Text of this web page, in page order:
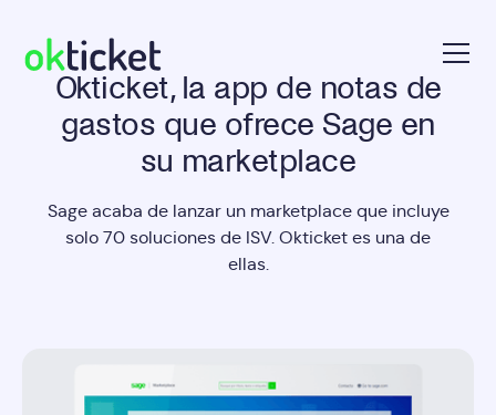
okticketOkticket, la app de notas de
gastos que ofrece Sage en
su marketplace
Sage acaba de lanzar un marketplace que incluye
solo 70 soluciones de ISV. Okticket es una de
ellas.